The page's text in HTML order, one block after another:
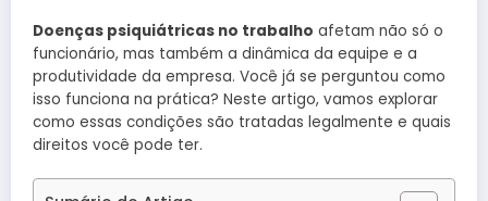
Doenças psiquiátricas no trabalho afetam não só o
funcionário, mas também a dinâmica da equipe e a
produtividade da empresa. Você já se perguntou como
isso funciona na prática? Neste artigo, vamos explorar
como essas condições são tratadas legalmente e quais
direitos você pode ter.